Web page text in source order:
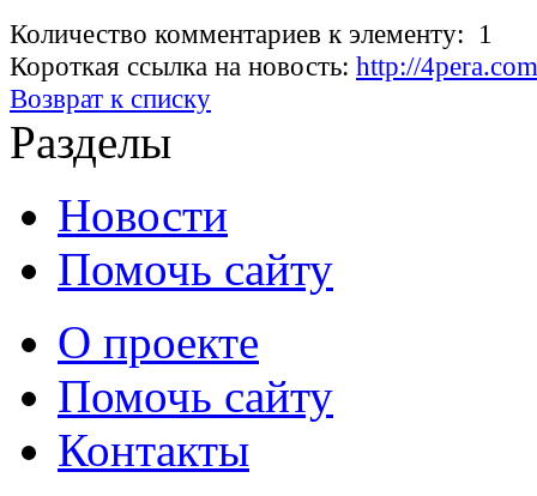
Количество комментариев к элементу: 1
Короткая ссылка на новость: http://
Возврат к списку
Разделы
Новости
Помочь сайту
О проекте
Помочь сайту
Контакты